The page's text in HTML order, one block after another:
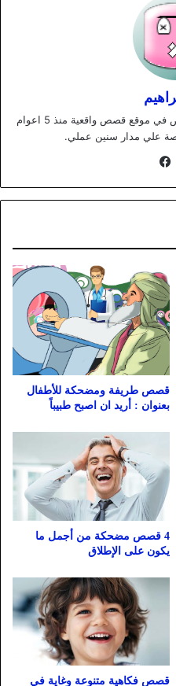
أعمل ككتابة محتوي مختص في القصص في موقع قصص واقعية منذ 5 اعوام
موقع
قصص طريفة ومضحكة للأطفال
بعنوان : أريد ان اصبح طبيباً
4 قصص مضحكة من أجمل ما
يكون على الإطلاق
قصص فكاهية متنوعة وغاية في